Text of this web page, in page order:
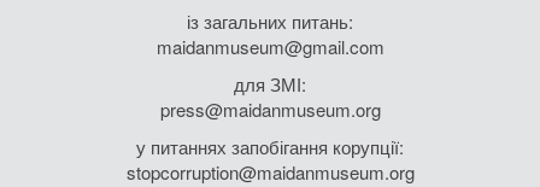
із загальних питань:
maidanmuseum@gmail.com
для ЗМІ:
press@maidanmuseum.org
у питаннях запобігання корупції:
stopcorruption@maidanmuseum.org